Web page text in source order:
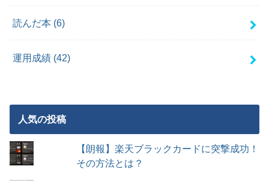
読んだ本 (6)
運用成績 (42)
人気の投稿
【朗報】楽天ブラックカードに突撃成功！
その方法とは？